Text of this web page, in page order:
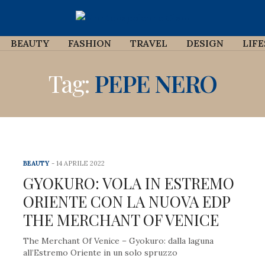
BEAUTY FASHION TRAVEL DESIGN
Tag: PEPE NERO
BEAUTY 14 APRILE 2022
GYOKURO: VOLA IN ESTREMO
ORIENTE CON LA NUOVA EDP
THE MERCHANT OF VENICE
The Merchant Of Venice – Gyokuro: dalla laguna
all’Estremo Oriente in un solo spruzzo